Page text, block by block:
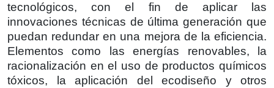
tecnológicos, con el fin de aplicar las
innovaciones técnicas de última generación que
puedan redundar en una mejora de la eficiencia.
Elementos como las energías renovables, la
racionalización en el uso de productos químicos
tóxicos, la aplicación del ecodiseño y otros